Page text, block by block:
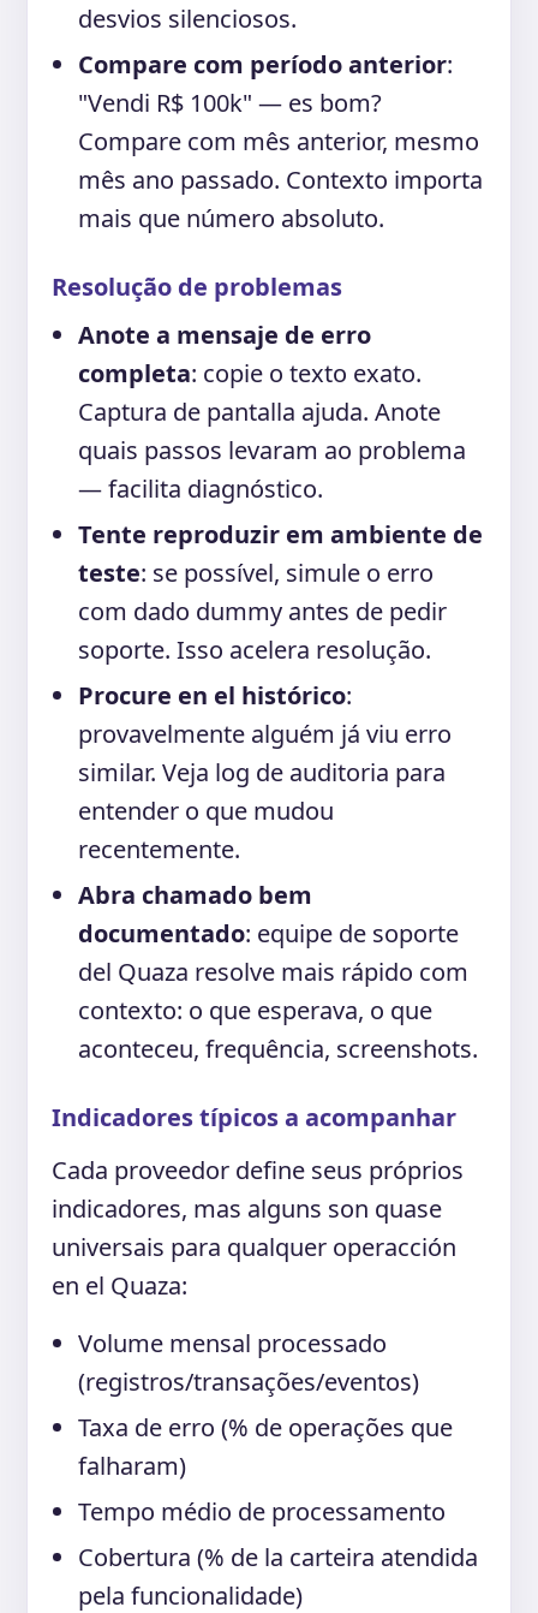
desvios silenciosos.
Compare com período anterior:
"Vendi R$ 100k" — es bom?
Compare com mês anterior, mesmo
mês ano passado. Contexto importa
mais que número absoluto.
Resolução de problemas
Anote a mensaje de erro
completa: copie o texto exato.
Captura de pantalla ajuda. Anote
quais passos levaram ao problema
— facilita diagnóstico.
Tente reproduzir em ambiente de
teste: se possível, simule o erro
com dado dummy antes de pedir
soporte. Isso acelera resolução.
Procure en el histórico:
provavelmente alguém já viu erro
similar. Veja log de auditoria para
entender o que mudou
recentemente.
Abra chamado bem
documentado: equipe de soporte
del Quaza resolve mais rápido com
contexto: o que esperava, o que
aconteceu, frequência, screenshots.
Indicadores típicos a acompanhar
Cada proveedor define seus próprios
indicadores, mas alguns son quase
universais para qualquer operacción
en el Quaza:
Volume mensal processado
(registros/transações/eventos)
Taxa de erro (% de operações que
falharam)
Tempo médio de processamento
Cobertura (% de la carteira atendida
pela funcionalidade)